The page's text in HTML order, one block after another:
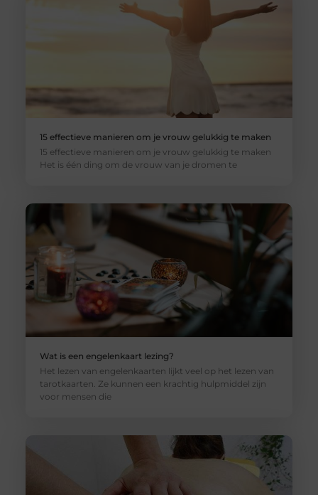
15 effectieve manieren om je vrouw gelukkig te maken
15 effectieve manieren om je vrouw gelukkig te maken
Het is één ding om de vrouw van je dromen te
Wat is een engelenkaart lezing?
Het lezen van engelenkaarten lijkt veel op het lezen van
tarotkaarten. Ze kunnen een krachtig hulpmiddel zijn
voor mensen die